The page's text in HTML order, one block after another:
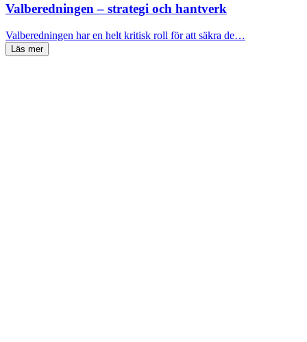
Valberedningen – strategi och hantverk
Valberedningen har en helt kritisk roll för att säkra de…
Läs mer